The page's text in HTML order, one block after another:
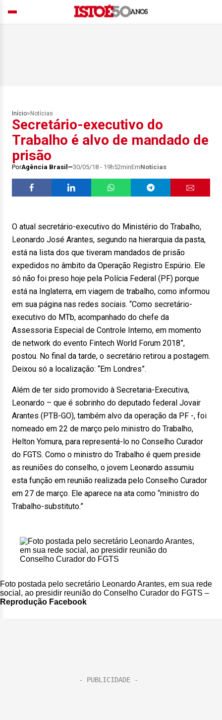
Início> Notícias
Secretário-executivo do
Trabalho é alvo de mandado de
prisão
PorAgência Brasil 30/05/18 - 19h52minEmNotícias
O atual secretário-executivo do Ministério do Trabalho,
Leonardo José Arantes, segundo na hierarquia da pasta,
está na lista dos que tiveram mandados de prisão
expedidos no âmbito da Operação Registro Espúrio. Ele
só não foi preso hoje pela Polícia Federal (PF) porque
está na Inglaterra, em viagem de trabalho, como informou
em sua página nas redes sociais. “Como secretário-
executivo do MTb, acompanhado do chefe da
Assessoria Especial de Controle Interno, em momento
de network do evento Fintech World Forum 2018”,
postou. No final da tarde, o secretário retirou a postagem.
Deixou só a localização: “Em Londres”.
Além de ter sido promovido à Secretaria-Executiva,
Leonardo – que é sobrinho do deputado federal Jovair
Arantes (PTB-GO), também alvo da operação da PF -, foi
nomeado em 22 de março pelo ministro do Trabalho,
Helton Yomura, para representá-lo no Conselho Curador
do FGTS. Como o ministro do Trabalho é quem preside
as reuniões do conselho, o jovem Leonardo assumiu
esta função em reunião realizada pelo Conselho Curador
em 27 de março. Ele aparece na ata como “ministro do
Trabalho-substituto.”
Foto postada pelo secretário Leonardo Arantes, em sua rede
social, ao presidir reunião do Conselho Curador do FGTS –
Reprodução Facebook